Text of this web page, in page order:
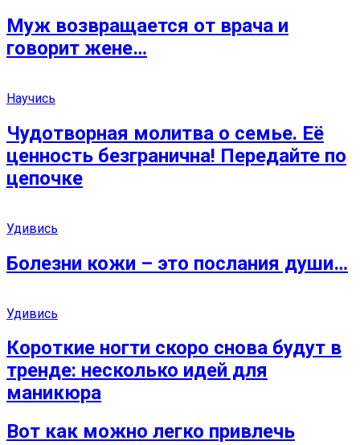
Муж возвращается от врача и
говорит жене…
Научись
Чудотворная молитва о семье. Её
ценность безгранична! Передайте по
цепочке
Удивись
Болезни кожи – это послания души…
Удивись
Короткие ногти скоро снова будут в
тренде: несколько идей для
маникюра
Вот как можно легко привлечь